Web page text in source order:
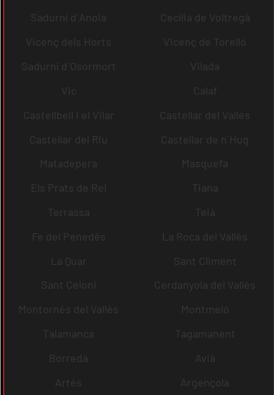
Sadurní d´Anoia
Cecília de Voltregà
Vicenç dels Horts
Vicenç de Torelló
Sadurní d´Osormort
Vilada
Vic
Calaf
Castellbell i el Vilar
Castellar del Vallès
Castellar del Riu
Castellar de n´Hug
Matadepera
Masquefa
Els Prats de Rei
Tiana
Terrassa
Teià
Fe del Penedès
La Roca del Vallès
La Quar
Sant Climent
Sant Celoni
Cerdanyola del Vallès
Montornès del Vallès
Montmeló
Talamanca
Tagamanent
Borredà
Avià
Artés
Argençola